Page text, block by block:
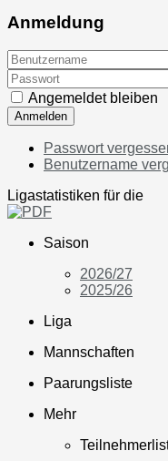
Anmeldung
Angemeldet bleiben
Anmelden
Passwort
Benutzername
Ligastatistiken für die
Saison
2026/27
2025/26
Liga
Mannschaften
Paarungsliste
Mehr